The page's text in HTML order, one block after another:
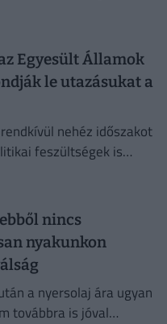
Egyesült Államok
le utazásukat a
nehéz időszakot
feszültségek is
nincs
nyakunkon
a nyersolaj ára ugyan
továbbra is jóval